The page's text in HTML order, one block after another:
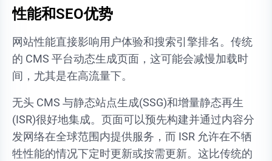
性能和SEO优势
网站性能直接影响用户体验和搜索引擎排名。传统
的 CMS 平台动态生成页面，这可能会减慢加载时
间，尤其是在高流量下。
无头 CMS 与静态站点生成(SSG)和增量静态再生
(ISR)很好地集成。页面可以预先构建并通过内容分
发网络在全球范围内提供服务，而 ISR 允许在不牺
牲性能的情况下定时更新或按需更新。这比传统的